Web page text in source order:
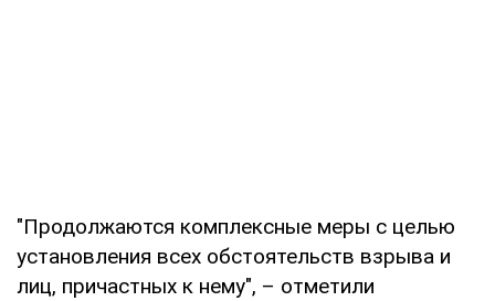
"Продолжаются комплексные меры с целью
установления всех обстоятельств взрыва и
лиц, причастных к нему", – отметили